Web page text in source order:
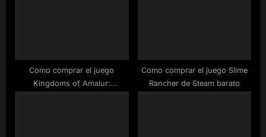
Como comprar el juego
Kingdoms of Amalur:
Como comprar el juego Slime
Rancher de Steam barato